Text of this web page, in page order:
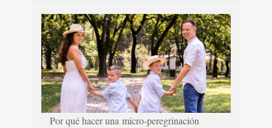
Por qué hacer una micro-peregrinación